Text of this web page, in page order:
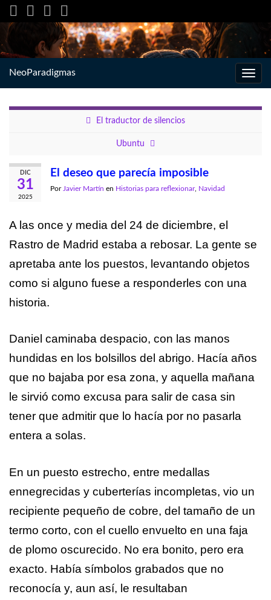
la
NeoParadigmas
El traductor de silencios
Ubuntu
DIC
31
2025
El deseo que parecía imposible
Por Javier Martín en Historias para reflexionar, Navidad
A las once y media del 24 de diciembre, el
Rastro de Madrid estaba a rebosar. La gente se
apretaba ante los puestos, levantando objetos
como si alguno fuese a responderles con una
historia.
Daniel caminaba despacio, con las manos
hundidas en los bolsillos del abrigo. Hacía años
que no bajaba por esa zona, y aquella mañana
le sirvió como excusa para salir de casa sin
tener que admitir que lo hacía por no pasarla
entera a solas.
En un puesto estrecho, entre medallas
ennegrecidas y cuberterías incompletas, vio un
recipiente pequeño de cobre, del tamaño de un
termo corto, con el cuello envuelto en una faja
de plomo oscurecido. No era bonito, pero era
exacto. Había símbolos grabados que no
reconocía y, aun así, le resultaban